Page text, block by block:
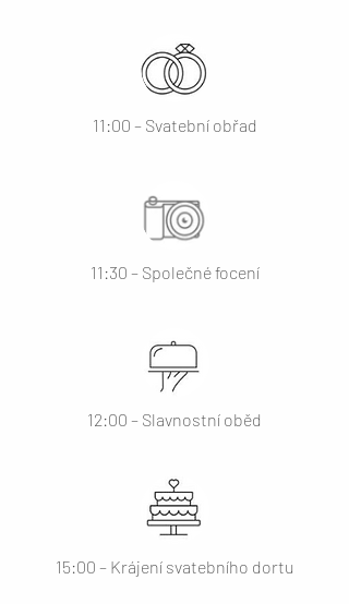
11:00 – Svatební obřad
11:30 – Společné focení
12:00 – Slavnostní oběd
15:00 – Krájení svatebního dortu